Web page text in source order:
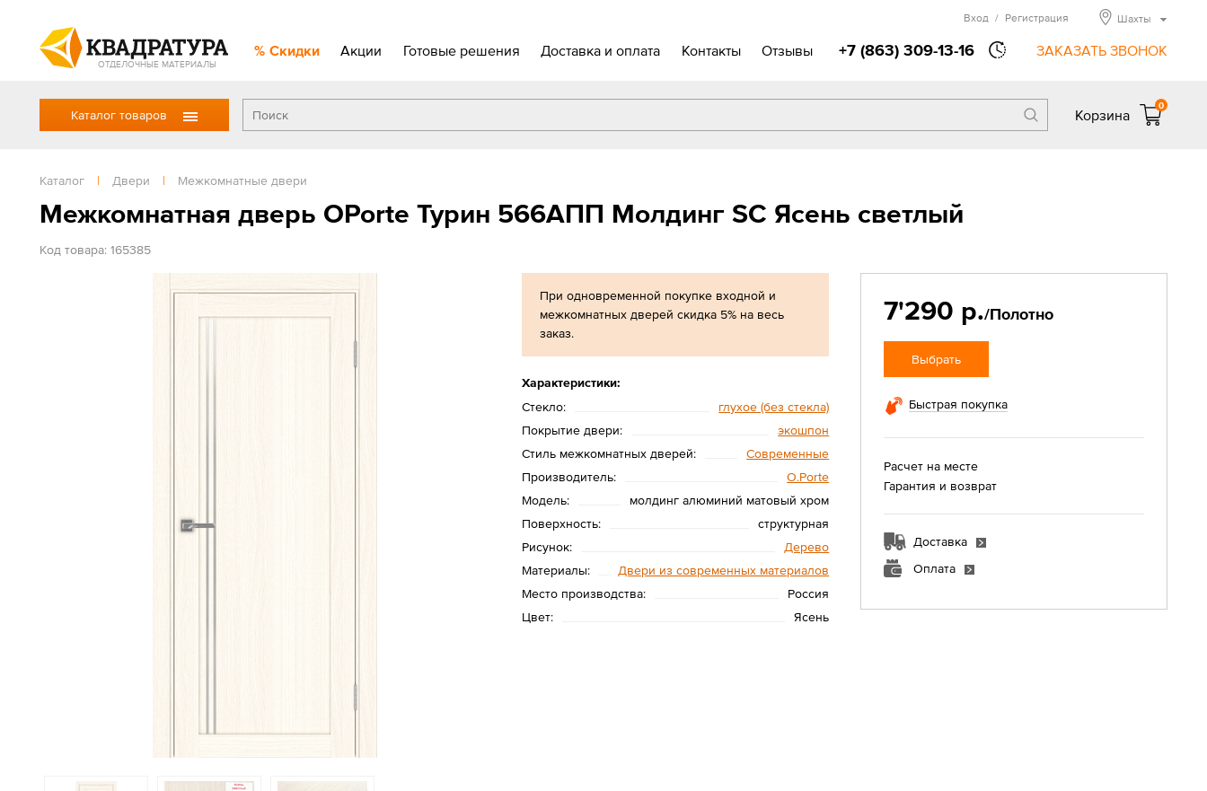
ОТДЕЛОЧНЫЕ МАТЕРИАЛЫ
Скидки Акции Готовые решения Доставка и оплата Контакты Отзывы +7 (863) 309-13-16 ЗАКАЗАТЬ ЗВОНОК
Вход / Регистрация Шахты
Каталог товаров Корзина
0
Каталог | Двери | Межкомнатные двери
Межкомнатная дверь OPorte Турин 566АПП Молдинг SC Ясень светлый
Код товара: 165385
При одновременной покупке входной и
межкомнатных дверей скидка 5% на весь
заказ.
Характеристики:
Стекло:
глухое (без стекла)
Покрытие двери:
экошпон
Стиль межкомнатных дверей:
Современные
Производитель:
O.Porte
Модель:
молдинг алюминий матовый хром
Поверхность:
структурная
Рисунок:
Дерево
Материалы:
Двери из современных материалов
Место производства:
Россия
Цвет:
Ясень
7'290 р./Полотно
Выбрать
Быстрая покупка
Расчет на месте
Гарантия и возврат
Доставка
Оплата